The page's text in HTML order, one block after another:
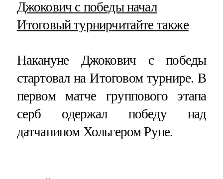
​Джокович с победы начал
Итоговый турнирчитайте также
Накануне Джокович с победы
стартовал на Итоговом турнире. В
первом матче группового этапа
серб одержал победу над
датчанином Хольгером Руне.